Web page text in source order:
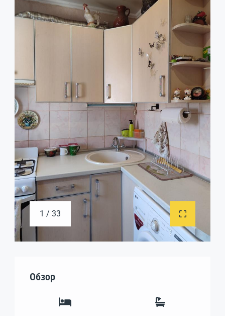
1 / 33
Обзор